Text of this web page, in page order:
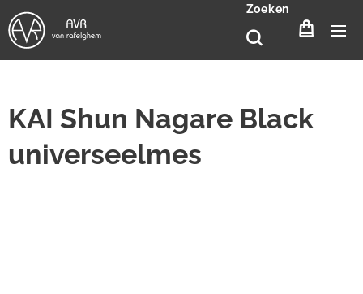
Zoeken
KAI Shun Nagare Black
universeelmes